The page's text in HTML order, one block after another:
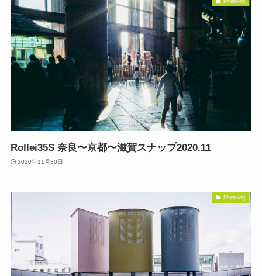
Rollei35S 奈良〜京都〜滋賀スナップ2020.11
2020年11月30日
Photolog